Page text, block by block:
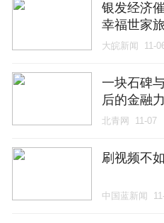
银发经济
幸福世家
业价值
大皖新闻 11-
一块石碑
后的金融
北青网 11-07
刷视频不
中国蓝新闻